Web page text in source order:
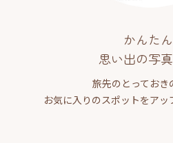
かんた
思い出の写
旅先のとっておき
お気に入りのスポットをア